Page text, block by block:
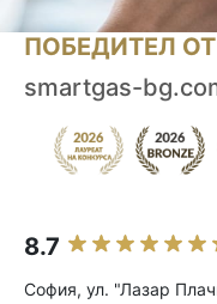
ПОБЕДИТЕЛ
smartgas-
8.7
София, ул. "Лазар